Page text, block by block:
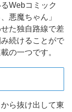
Webコミック
悪魔ちゃん」
た独自路線で差
続けることがで
の一つです。
ら抜け出して東